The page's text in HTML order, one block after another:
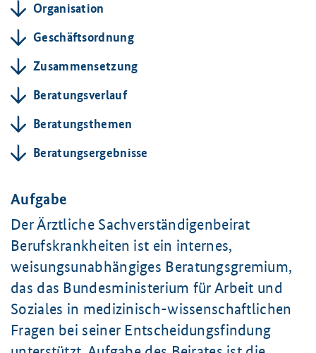
Organisation
Geschäftsordnung
Zusammensetzung
Beratungsverlauf
Beratungsthemen
Beratungsergebnisse
Aufgabe
Der Ärztliche Sachverständigenbeirat
Berufskrankheiten ist ein internes,
weisungsunabhängiges Beratungsgremium,
das das Bundesministerium für Arbeit und
Soziales in medizinisch-wissenschaftlichen
Fragen bei seiner Entscheidungsfindung